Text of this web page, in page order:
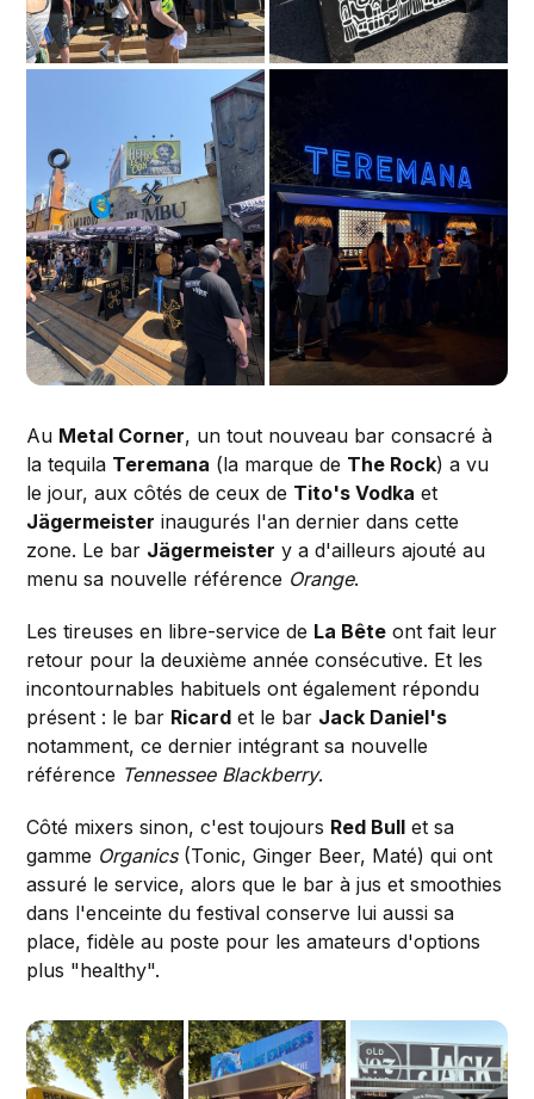
Au Metal Corner, un tout nouveau bar consacré à
la tequila Teremana (la marque de The Rock) a vu
le jour, aux côtés de ceux de Tito's Vodka et
Jägermeister inaugurés l'an dernier dans cette
zone. Le bar Jägermeister y a d'ailleurs ajouté au
menu sa nouvelle référence Orange.
Les tireuses en libre-service de La Bête ont fait leur
retour pour la deuxième année consécutive. Et les
incontournables habituels ont également répondu
présent : le bar Ricard et le bar Jack Daniel's
notamment, ce dernier intégrant sa nouvelle
référence Tennessee Blackberry.
Côté mixers sinon, c'est toujours Red Bull et sa
gamme Organics(Tonic, Ginger Beer, Maté) qui ont
assuré le service, alors que le bar à jus et smoothies
dans l'enceinte du festival conserve lui aussi sa
place, fidèle au poste pour les amateurs d'options
plus "healthy".